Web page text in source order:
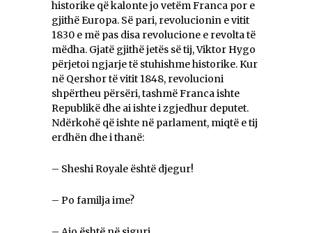
historike që kalonte jo vetëm Franca por e
gjithë Europa. Së pari, revolucionin e vitit
1830 e më pas disa revolucione e revolta të
mëdha. Gjatë gjithë jetës së tij, Viktor Hygo
përjetoi ngjarje të stuhishme historike. Kur
në Qershor të vitit 1848, revolucioni
shpërtheu përsëri, tashmë Franca ishte
Republikë dhe ai ishte i zgjedhur deputet.
Ndërkohë që ishte në parlament, miqtë e tij
erdhën dhe i thanë:
– Sheshi Royale është djegur!
– Po familja ime?